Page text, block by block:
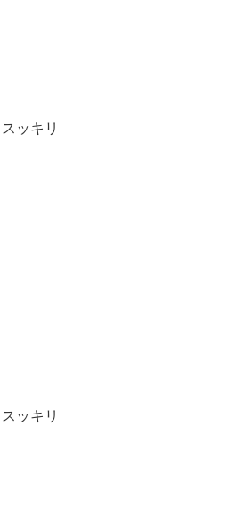
スッキリ
スッキリ